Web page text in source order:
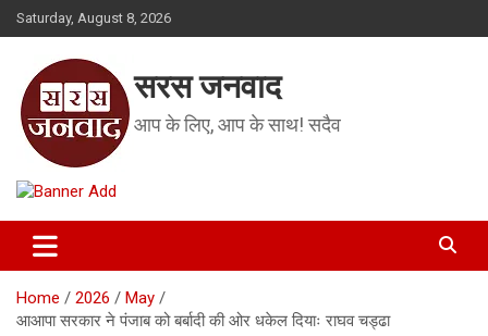
Skip
to
Saturday, August 8, 2026
सरस जनवाद
आप के लिए, आप के साथ! सदैव
Home 2026
May
आआपा सरकार ने पंजाब को बर्बादी की ओर धकेल दियाः राघव चड्ढा